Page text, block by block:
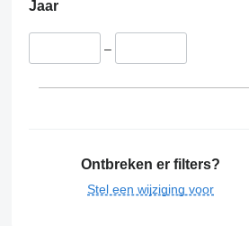
Jaar
–
Ontbreken er filters?
Stel een wijziging voor